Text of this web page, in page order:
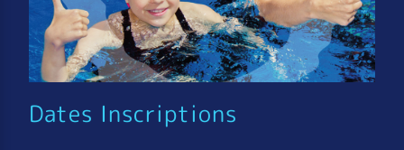
Dates Inscriptions